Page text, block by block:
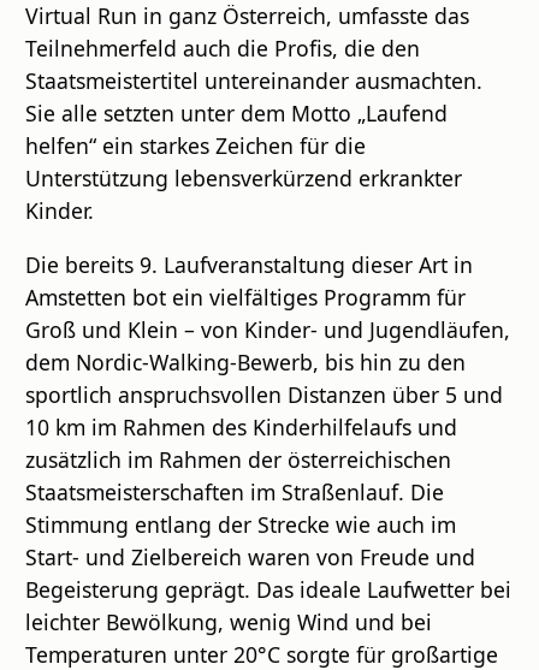
Virtual Run in ganz Österreich, umfasste das
Teilnehmerfeld auch die Profis, die den
Staatsmeistertitel untereinander ausmachten.
Sie alle setzten unter dem Motto „Laufend
helfen“ ein starkes Zeichen für die
Unterstützung lebensverkürzend erkrankter
Kinder.
Die bereits 9. Laufveranstaltung dieser Art in
Amstetten bot ein vielfältiges Programm für
Groß und Klein – von Kinder- und Jugendläufen,
dem Nordic-Walking-Bewerb, bis hin zu den
sportlich anspruchsvollen Distanzen über 5 und
10 km im Rahmen des Kinderhilfelaufs und
zusätzlich im Rahmen der österreichischen
Staatsmeisterschaften im Straßenlauf. Die
Stimmung entlang der Strecke wie auch im
Start- und Zielbereich waren von Freude und
Begeisterung geprägt. Das ideale Laufwetter bei
leichter Bewölkung, wenig Wind und bei
Temperaturen unter 20°C sorgte für großartige